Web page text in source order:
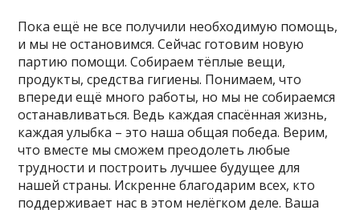
Пока ещё не все получили необходимую помощь,
и мы не остановимся. Сейчас готовим новую
партию помощи. Собираем тёплые вещи,
продукты, средства гигиены. Понимаем, что
впереди ещё много работы, но мы не собираемся
останавливаться. Ведь каждая спасённая жизнь,
каждая улыбка – это наша общая победа. Верим,
что вместе мы сможем преодолеть любые
трудности и построить лучшее будущее для
нашей страны. Искренне благодарим всех, кто
поддерживает нас в этом нелёгком деле. Ваша